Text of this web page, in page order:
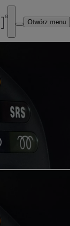
Otwórz menu